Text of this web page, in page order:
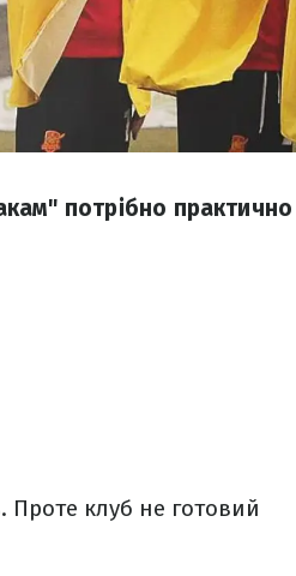
потрібно практично
Проте клуб не готовий